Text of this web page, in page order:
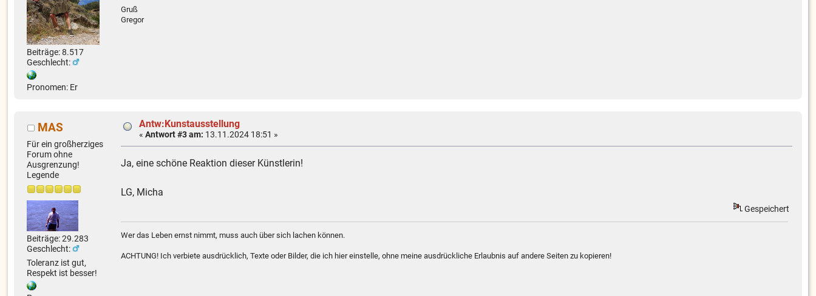
Beiträge: 8.517
Geschlecht:
Pronomen: Er
Gruß
Gregor
MAS
Für ein großherziges
Forum ohne
Ausgrenzung!
Legende
Beiträge: 29.283
Geschlecht:
Toleranz ist gut,
Respekt ist besser!
Antw:Kunstausstellung
«Antwort #3 am: 13.11.2024 18:51 »
Ja, eine schöne Reaktion dieser Künstlerin!
LG, Micha
Gespeichert
Wer das Leben ernst nimmt, muss auch über sich lachen können.
ACHTUNG! Ich verbiete ausdrücklich, Texte oder Bilder, die ich hier einstelle, ohne meine ausdrückliche Erlaubnis auf andere Seiten zu kopieren!